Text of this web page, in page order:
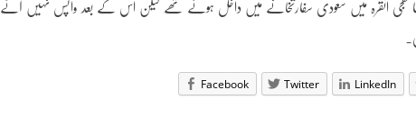
خاشقجی انقرہ میں سعودی سفارتخانے میں داخل ہوئے تھے لیکن اس کے بعد واپس نہیں آئے
Facebook Twitter LinkedIn